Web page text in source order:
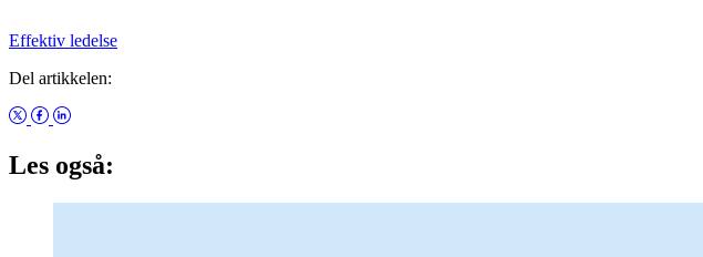
Effektiv ledelse
Del artikkelen:
Les også: